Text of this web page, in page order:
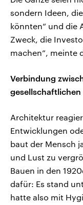
sondern Ideen,
könnten“ und die
Zweck, die
machen“, meinte
Verbindung
gesellschaftlichen
Architektur
Entwicklungen
baut der Mensch
und Lust zu
Bauen in den
dafür: Es stand
hatte also mit